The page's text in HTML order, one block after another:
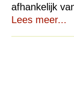
afhankelijk
Lees meer...